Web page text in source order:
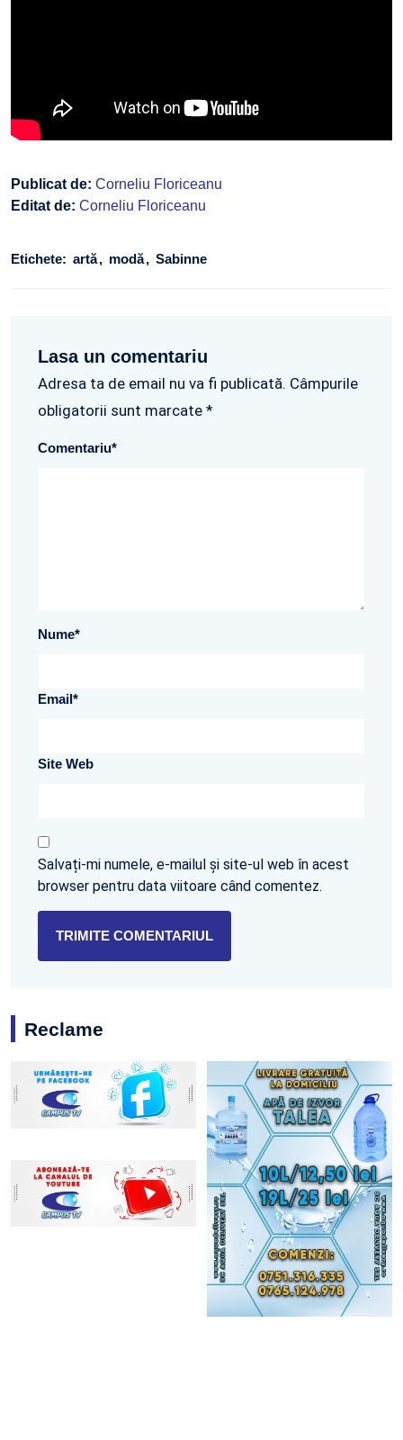
Publicat de: Corneliu Floriceanu
Editat de: Corneliu Floriceanu
Etichete: artă modă Sabinne
Lasa un comentariu
Adresa ta de email nu va fi publicată. Câmpurile
obligatorii sunt marcate *
Comentariu*
Nume*
Email*
Site Web
Salvați-mi numele, e-mailul și site-ul web în acest
browser pentru data viitoare când comentez.
Reclame